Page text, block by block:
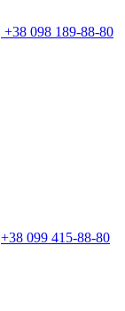
+38 098 189-88-80
+38 099 415-88-80